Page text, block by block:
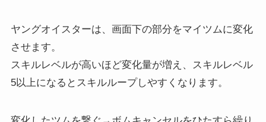
ヤングオイスターは、画面下の部分をマイツムに変化
させます。
スキルレベルが高いほど変化量が増え、スキルレベル
5以上になるとスキルループしやすくなります。